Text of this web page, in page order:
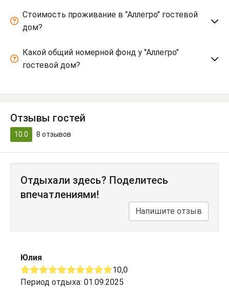
Стоимость проживание в "Аллегро" гостевой
дом?
Какой общий номерной фонд у "Аллегро"
гостевой дом?
Отзывы гостей
10.0 8 отзывов
Отдыхали здесь? Поделитесь
впечатлениями!
Напишите отзыв
Юлия
10,0
Период отдыха: 01.09.2025